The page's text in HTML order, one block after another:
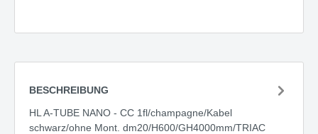
BESCHREIBUNG
HL A-TUBE NANO - CC 1fl/champagne/Kabel
schwarz/ohne Mont. dm20/H600/GH4000mm/TRIAC